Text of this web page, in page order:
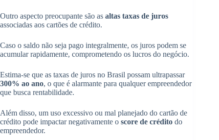
Outro aspecto preocupante são as altas taxas de juros
associadas aos cartões de crédito.
Caso o saldo não seja pago integralmente, os juros podem se
acumular rapidamente, comprometendo os lucros do negócio.
Estima-se que as taxas de juros no Brasil possam ultrapassar
300% ao ano, o que é alarmante para qualquer empreendedor
que busca rentabilidade.
Além disso, um uso excessivo ou mal planejado do cartão de
crédito pode impactar negativamente o score de crédito do
empreendedor.